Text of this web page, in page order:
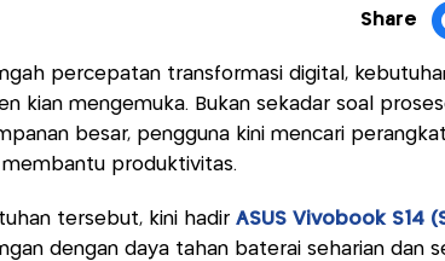
Share
percepatan transformasi digital,
kian mengemuka. Bukan sekadar soal
besar, pengguna kini mencari
produktivitas.
tersebut, kini hadir ASUS Vivobook S14
dengan daya tahan baterai seharian dan